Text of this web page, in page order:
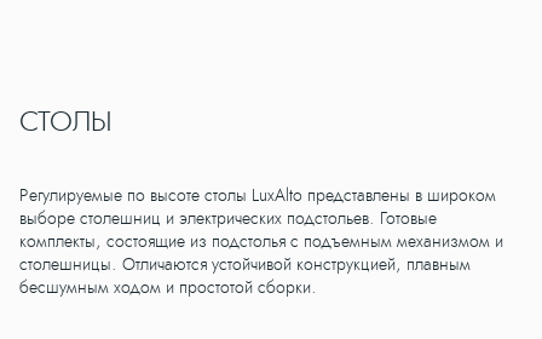
СТОЛЫ
Регулируемые по высоте столы LuxAlto представлены в широком
выборе столешниц и электрических подстольев. Готовые
комплекты, состоящие из подстолья с подъемным механизмом и
столешницы. Отличаются устойчивой конструкцией, плавным
бесшумным ходом и простотой сборки.